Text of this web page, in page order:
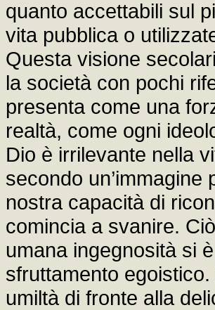
quanto accettabili sul
vita pubblica o
Questa visione
la società con pochi
presenta come una
realtà, come ogni
Dio è irrilevante nella
secondo
nostra capacità di
comincia a svanire.
umana ingegnosità si
sfruttamento
umiltà di fronte alla